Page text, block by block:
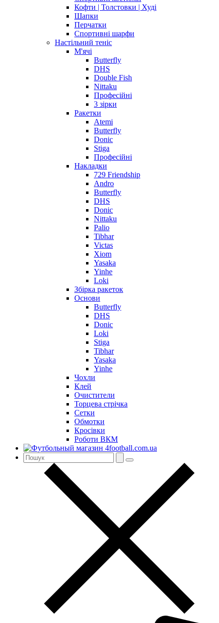
Кофти | Толстовки | Худі
Шапки
Перчатки
Спортивні шарфи
Настільний теніс
М'ячі
Butterfly
DHS
Double Fish
Nittaku
Професійні
3 зірки
Ракетки
Atemi
Butterfly
Donic
Stiga
Професійні
Накладки
729 Friendship
Andro
Butterfly
DHS
Donic
Nittaku
Palio
Tibhar
Victas
Xiom
Yasaka
Yinhe
Loki
Збірка ракеток
Основи
Butterfly
DHS
Donic
Loki
Stiga
Tibhar
Yasaka
Yinhe
Чохли
Клей
Очистители
Торцева стрічка
Сетки
Обмотки
Кросівки
Роботи ВКМ